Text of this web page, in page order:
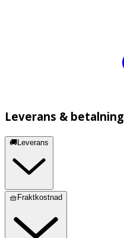
Leverans & betalning
🚚Leverans
🧺Fraktkostnad